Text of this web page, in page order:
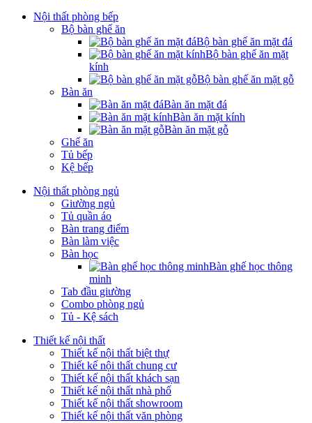
Nội thất phòng bếp
Bộ bàn ghế ăn
Bộ bàn ghế ăn mặt đá
Bộ bàn ghế ăn mặt
kính
Bộ bàn ghế ăn mặt gỗ
Bàn ăn
Bàn ăn mặt đá
Bàn ăn mặt kính
Bàn ăn mặt gỗ
Ghế ăn
Tủ bếp
Kệ bếp
Nội thất phòng ngủ
Giường ngủ
Tủ quần áo
Bàn trang điểm
Bàn làm việc
Bàn học
Bàn ghế học thông
minh
Tab đầu giường
Combo phòng ngủ
Tủ - Kệ sách
Thiết kế nội thất
Thiết kế nội thất biệt thự
Thiết kế nội thất chung cư
Thiết kế nội thất khách sạn
Thiết kế nội thất nhà phố
Thiết kế nội thất showroom
Thiết kế nội thất văn phòng